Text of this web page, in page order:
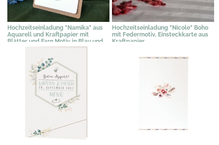
Hochzeitseinladung "Namika" aus
Aquarell und Kraftpapier mit
Blätter und Farn Motiv in Blau und
Hochzeitseinladung "Nicole" Boho
mit Federmotiv, Einsteckkarte aus
Kraftpapier